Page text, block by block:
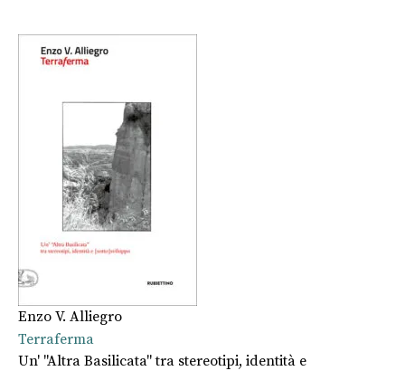
Enzo V. Alliegro
Terraferma
Un' "Altra Basilicata" tra stereotipi, identità e